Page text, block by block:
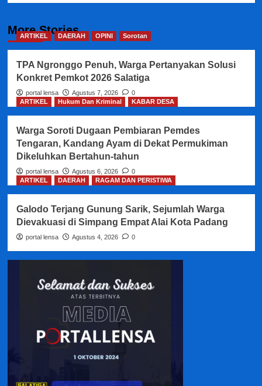
More Stories
ARTIKEL DAERAH OPINI Sorotan
TPA Ngronggo Penuh, Warga Pertanyakan Solusi
Konkret Pemkot 2026 Salatiga
portal lensa Agustus 7, 2026
0
ARTIKEL
Hukum Dan Kriminal KABAR DESA
Warga Soroti Dugaan Pembiaran Pemdes
Tengaran, Kandang Ayam di Dekat Permukiman
Dikeluhkan Bertahun-tahun
portal lensa Agustus 6, 2026
0
ARTIKEL
DAERAH RAGAM DAN PERISTIWA
Galodo Terjang Gunung Sarik, Sejumlah Warga
Dievakuasi di Simpang Empat Alai Kota Padang
portal lensa Agustus 4, 2026 0